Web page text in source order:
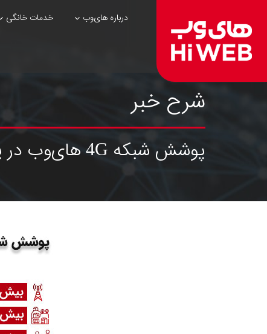
درباره های‌وب خدمات خانگی
شرح خبر
پوشش شبکه 4G های‌وب در پروژه USO در استان خراسان جنوبی